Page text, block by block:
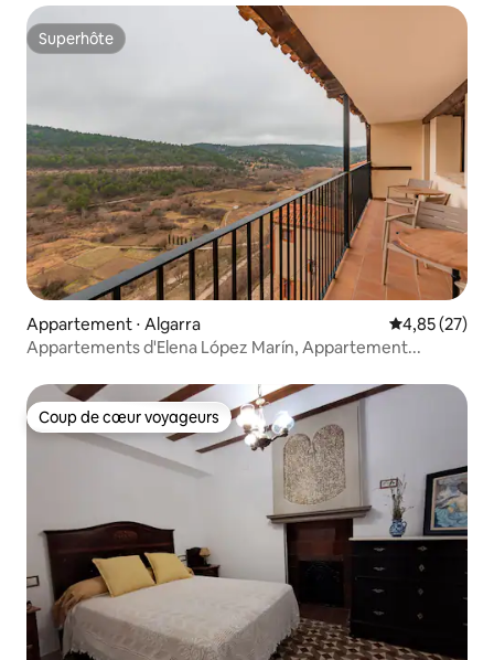
Superhôte
Superhôte
Appartement ⋅ Algarra Évaluation
4,85 (27)
Appartements d'Elena López Marín, Appartement...
Coup de cœur voyageurs
Coup de cœur voyageurs